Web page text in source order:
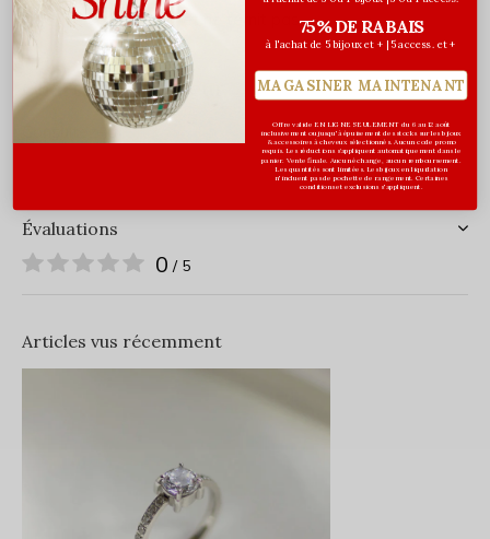
Résiste à l'eau et ne ternit pas
Charte de grandeur
Consultez-laici.
Évaluations
0 / 5
Articles vus récemment
75% DE RABAIS
à l'achat de 5 bijoux et + | 5 access. et +
MAGASINER MAINTENANT
Offre valide EN LIGNE SEULEMENT du 6 au 12 août
inclusivement ou jusqu'à épuisement des stocks sur les bijoux
& accessoires à cheveux sélectionnés. Aucun code promo
requis. Les réductions s’appliquent automatiquement dans le
panier. Vente finale. Aucun échange, aucun remboursement.
Les quantités sont limitées. Les bijoux en liquidation
n'incluent pas de pochette de rangement. Certaines
conditions et exclusions s'appliquent.